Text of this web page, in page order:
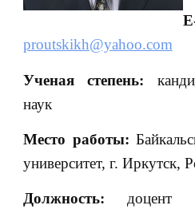
proutskikh@yahoo.com
Ученая степень:
наук
Место работы:
университет, г. Иркутск,
Должность: доцент